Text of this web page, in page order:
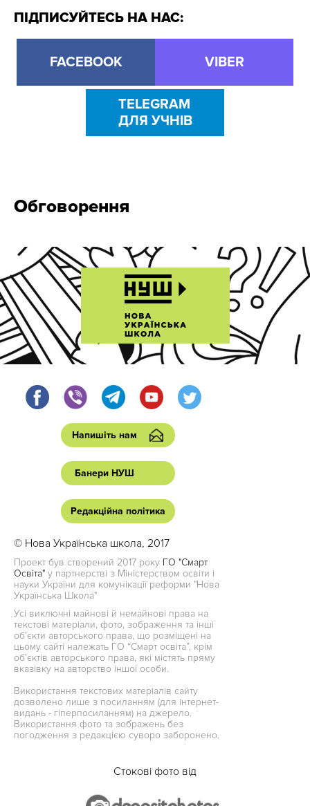
ПІДПИСУЙТЕСЬ НА НАС:
FACEBOOK VIBER
TELEGRAM
ДЛЯ УЧНІВ
Обговорення
Напишіть нам
Банери НУШ
Редакційна політика
© Нова Українська школа, 2017
Проект був створений 2017 року ГО "Смарт
Освіта" у партнерстві з Міністерством освіти і
науки України для комунікації реформи "Нова
Українська Школа"
Усі виключні майнові й немайнові права на
текстові матеріали, фото, зображення та інші
об’єкти авторського права, що розміщені на
цьому сайті належать ГО “Смарт освіта”, крім
об’єктів авторського права, які містять пряму
вказівку на авторство іншої особи.
Використання текстових матеріалів сайту
дозволено лише з посиланням (для інтернет-
видань - гіперпосиланням) на джерело.
Використання фото та зображень без
погодження з редакцією суворо заборонено.
Стокові фото від